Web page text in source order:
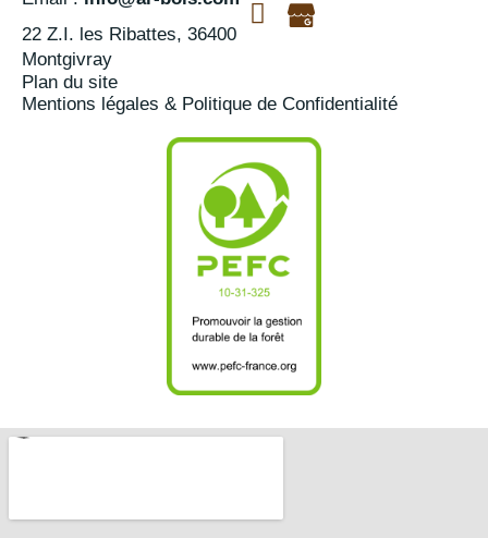
22 Z.I. les Ribattes, 36400
Montgivray
Plan du site
Mentions légales & Politique de Confidentialité